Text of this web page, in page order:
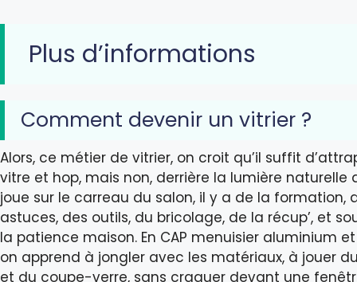
Plus d’informations
Comment devenir un vitrier ?
Alors, ce métier de vitrier, on croit qu’il suffit
vitre et hop, mais non, derrière la lumière naturelle
joue sur le carreau du salon, il y a de la formation,
astuces, des outils, du bricolage, de la récup’, et
la patience maison. En CAP menuisier aluminium
on apprend à jongler avec les matériaux, à jouer
et du coupe-verre, sans craquer devant une